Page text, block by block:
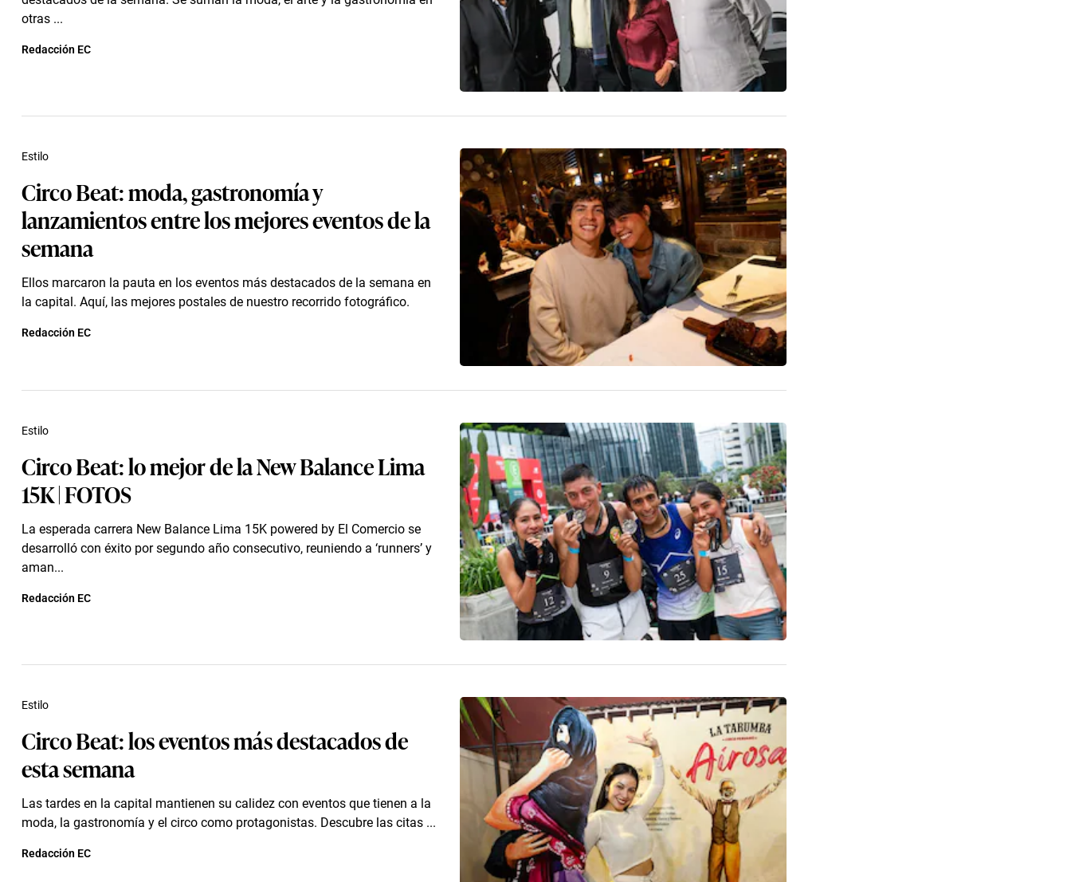
otras ...
Redacción EC
Circo Beat: moda, gastronomía y
lanzamientos entre los mejores eventos de la
semana
Ellos marcaron la pauta en los eventos más destacados de la semana en
la capital. Aquí, las mejores postales de nuestro recorrido fotográfico.
Estilo
Redacción EC
Circo Beat: lo mejor de la New Balance Lima
15K | FOTOS
La esperada carrera New Balance Lima 15K powered by El Comercio se
desarrolló con éxito por segundo año consecutivo, reuniendo a ‘runners’ y
aman...
Estilo
Redacción EC
Circo Beat: los eventos más destacados de
esta semana
Las tardes en la capital mantienen su calidez con eventos que tienen a la
moda, la gastronomía y el circo como protagonistas. Descubre las citas ...
Estilo
Redacción EC